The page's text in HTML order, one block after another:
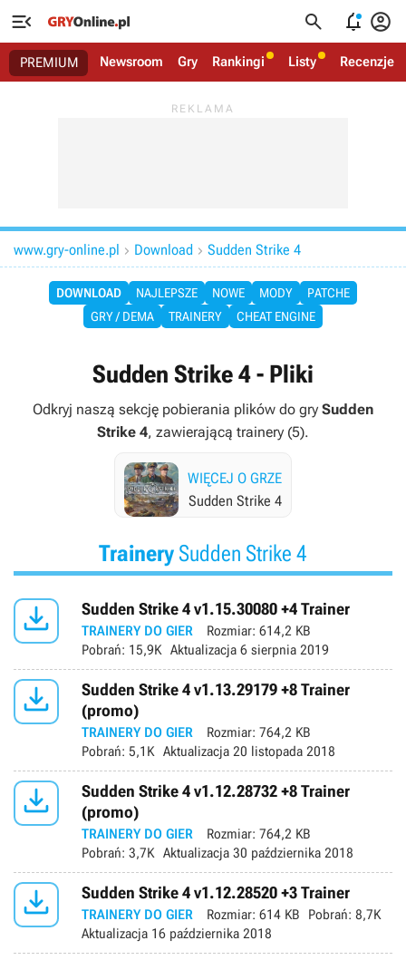
   
PREMIUM Newsroom Gry Rankingi Listy Recenzje
www.gry-online.pl  Download  Sudden Strike 4
DOWNLOAD NAJLEPSZE NOWE MODY
PATCHE
GRY / DEMA
TRAINERY CHEAT ENGINE
Sudden Strike 4 - Pliki
Odkryj naszą sekcję pobierania plików do gry Sudden
Strike 4, zawierającą trainery (5).
WIĘCEJ O GRZE
Sudden Strike 4
Trainery Sudden Strike 4
 Sudden Strike 4 v1.15.30080 +4 Trainer
TRAINERY DO GIER Rozmiar: 614,2 KB
Pobrań: 15,9K Aktualizacja 6 sierpnia 2019

Sudden Strike 4 v1.13.29179 +8 Trainer
(promo)
TRAINERY DO GIER Rozmiar: 764,2 KB
Pobrań: 5,1K Aktualizacja 20 listopada 2018

Sudden Strike 4 v1.12.28732 +8 Trainer
(promo)
TRAINERY DO GIER Rozmiar: 764,2 KB
Pobrań: 3,7K Aktualizacja 30 października 2018
 Sudden Strike 4 v1.12.28520 +3 Trainer
TRAINERY DO GIER Rozmiar: 614 KB Pobrań: 8,7K
Aktualizacja 16 października 2018